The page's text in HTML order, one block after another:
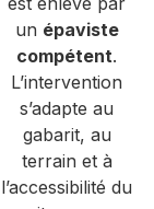
un épaviste
compétent.
L’intervention
s’adapte au
gabarit, au
terrain et à
l’accessibilité du